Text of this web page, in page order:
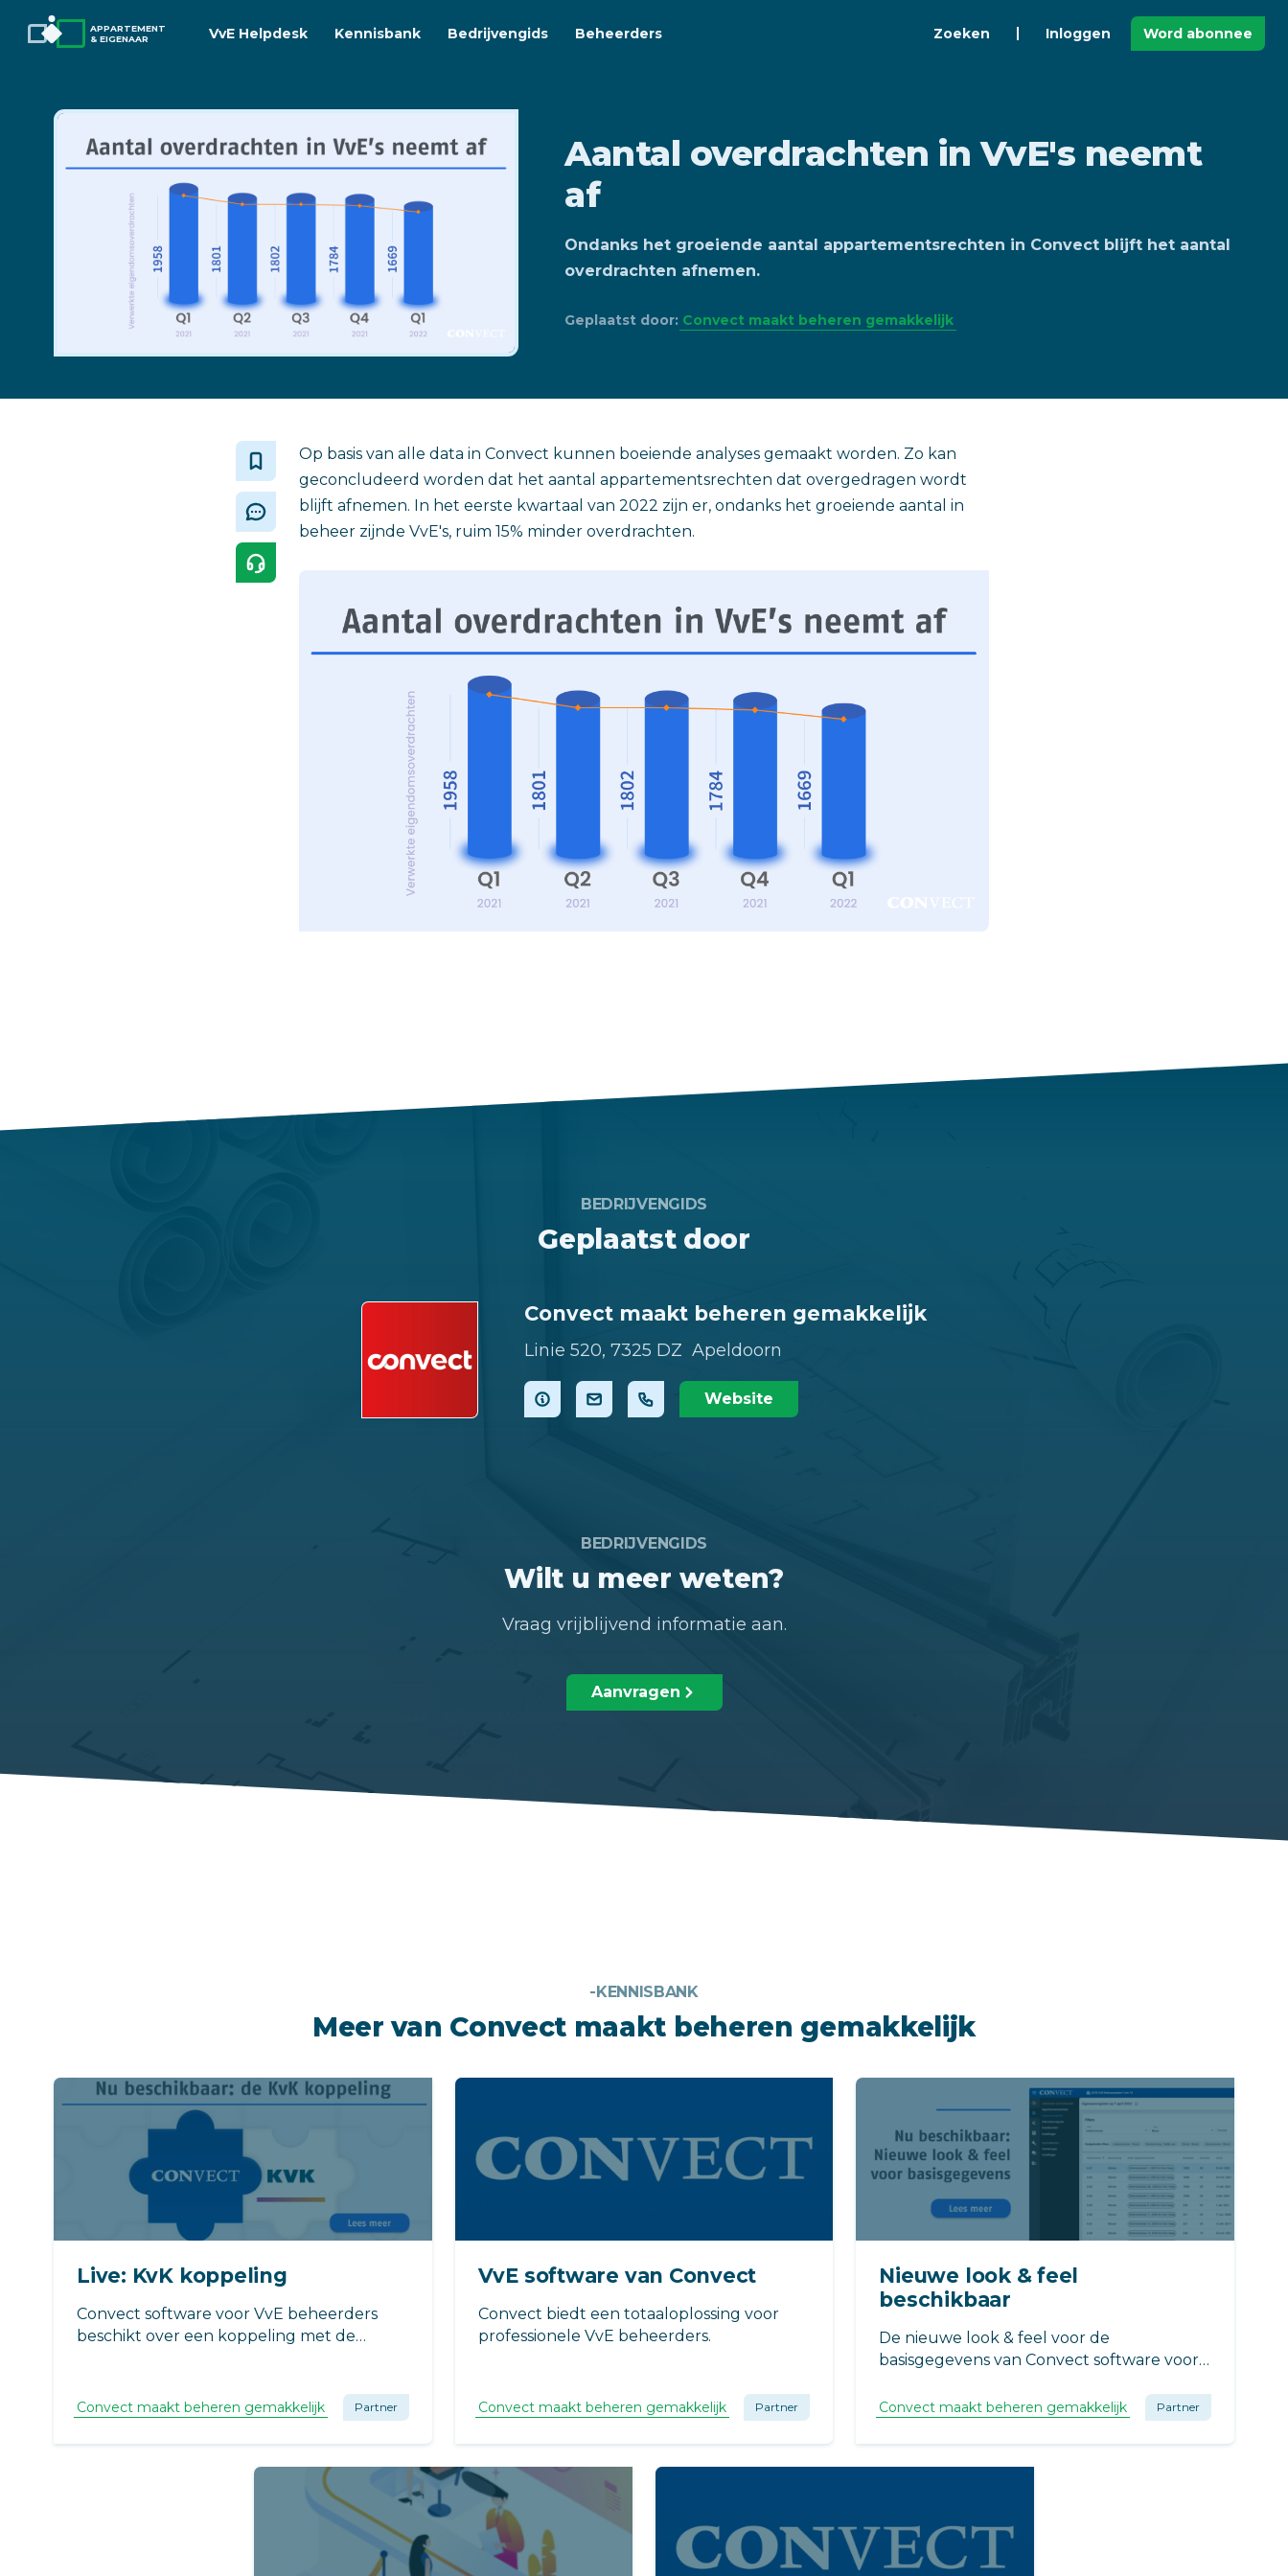
APPARTEMENT
& EIGENAAR
VvE Helpdesk Kennisbank Bedrijvengids Beheerders Zoeken Inloggen Word abonnee
Aantal overdrachten in VvE's neemt
af
Ondanks het groeiende aantal appartementsrechten in Convect blijft het aantal
overdrachten afnemen.
Geplaatst door: Convect maakt beheren gemakkelijk
Op basis van alle data in Convect kunnen boeiende analyses gemaakt worden. Zo kan
geconcludeerd worden dat het aantal appartementsrechten dat overgedragen wordt
blijft afnemen. In het eerste kwartaal van 2022 zijn er, ondanks het groeiende aantal in
beheer zijnde VvE's, ruim 15% minder overdrachten.
BEDRIJVENGIDS
Geplaatst door
Convect maakt beheren gemakkelijk
Linie 520, 7325 DZ Apeldoorn
Website
BEDRIJVENGIDS
Wilt u meer weten?
Vraag vrijblijvend informatie aan.
Aanvragen
-KENNISBANK
Meer van Convect maakt beheren gemakkelijk
Live: KvK koppeling
Convect software voor VvE beheerders
beschikt over een koppeling met de
beschikbare gegevens direct ingevuld
worden. Gemakkelijk én goed om de
kwaliteit van data te borgen.
Convect maakt beheren gemakkelijk Partner
VvE software van Convect
Convect biedt een totaaloplossing voor
professionele VvE beheerders.
Convect maakt beheren gemakkelijk Partner
Nieuwe look & feel
beschikbaar
De nieuwe look & feel voor de
basisgegevens van Convect software voor
maart 2022 zijn de basisgegevens over
(rechts-)personen, betere navigatie en
zoekmogelijkheden. Handig en efficiënt.
Convect maakt beheren gemakkelijk Partner